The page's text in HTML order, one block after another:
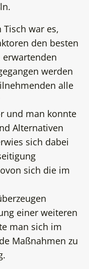
Tisch war es,
den besten
werden
alle
und man konnte
Alternativen
sich dabei
sich die im
einer weiteren
man sich im
Maßnahmen zu